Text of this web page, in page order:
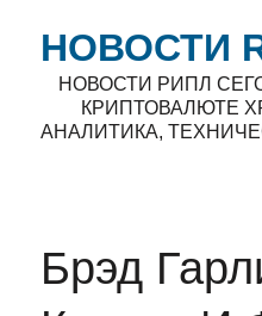
НОВОСТИ
НОВОСТИ РИПЛ
КРИПТОВАЛЮТЕ
АНАЛИТИКА,
Брэд